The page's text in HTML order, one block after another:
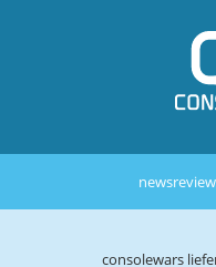
news
consolewars